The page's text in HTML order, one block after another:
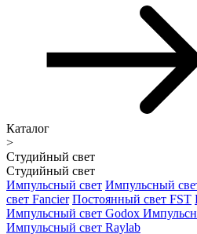
Каталог
>
Студийный свет
Студийный свет
Импульсный свет Импульсный
свет Fancier Постоянный свет FST
Импульсный свет Godox
Импульсный свет Raylab